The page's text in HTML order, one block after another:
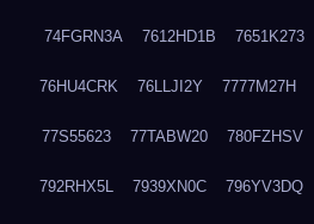
74FGRN3A 7612HD1B 7651K273
76HU4CRK 76LLJI2Y 7777M27H
77S55623 77TABW20 780FZHSV
792RHX5L 7939XN0C 796YV3DQ